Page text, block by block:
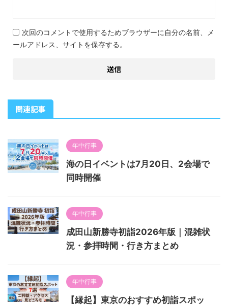
次回のコメントで使用するためブラウザーに自分の名前、メ
ールアドレス、サイトを保存する。
関連記事
年中行事
海の日イベントは7月20日、2会場で
同時開催
年中行事
成田山新勝寺初詣2026年版｜混雑状
況・参拝時間・行き方まとめ
年中行事
【縁起】東京のおすすめ初詣スポッ